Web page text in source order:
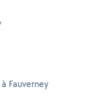
Fauverney